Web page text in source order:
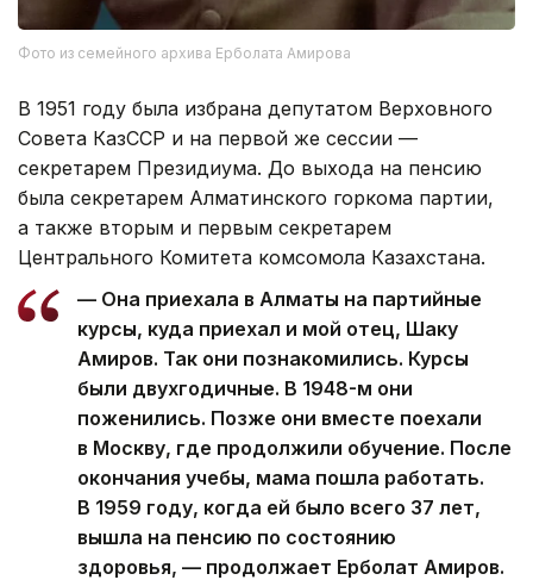
Фото из семейного архива Ерболата Амирова
В 1951 году была избрана депутатом Верховного
Совета КазССР и на первой же сессии —
секретарем Президиума. До выхода на пенсию
была секретарем Алматинского горкома партии,
а также вторым и первым секретарем
Центрального Комитета комсомола Казахстана.
— Она приехала в Алматы на партийные
курсы, куда приехал и мой отец, Шаку
Амиров. Так они познакомились. Курсы
были двухгодичные. В 1948-м они
поженились. Позже они вместе поехали
в Москву, где продолжили обучение. После
окончания учебы, мама пошла работать.
В 1959 году, когда ей было всего 37 лет,
вышла на пенсию по состоянию
здоровья, — продолжает Ерболат Амиров.